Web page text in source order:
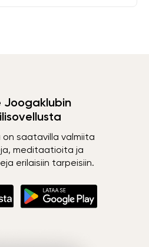
Joogaklubin
on saatavilla valmiita
meditaatioita ja
erilaisiin tarpeisiin.